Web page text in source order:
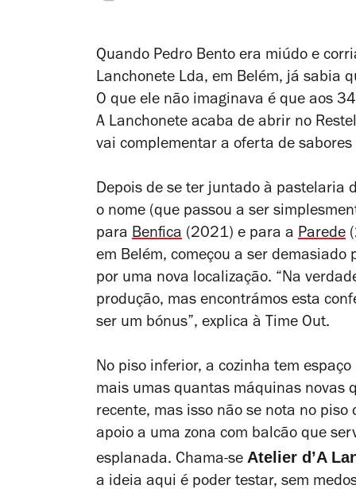
Quando Pedro Bento era miúdo e
Lanchonete Lda, em Belém, já sabia
O que ele não imaginava é que aos
A Lanchonete acaba de abrir no
vai complementar a oferta de
Depois de se ter juntado à pastelaria
o nome (que passou a ser
para Benfica (2021) e para a Parede
em Belém, começou a ser
por uma nova localização. “Na
produção, mas encontrámos esta
ser um bónus”, explica à Time Out.
No piso inferior, a cozinha tem
mais umas quantas máquinas novas
recente, mas isso não se nota no
apoio a uma zona com balcão que
esplanada. Chama-se Atelier d’A
a ideia aqui é poder testar, sem